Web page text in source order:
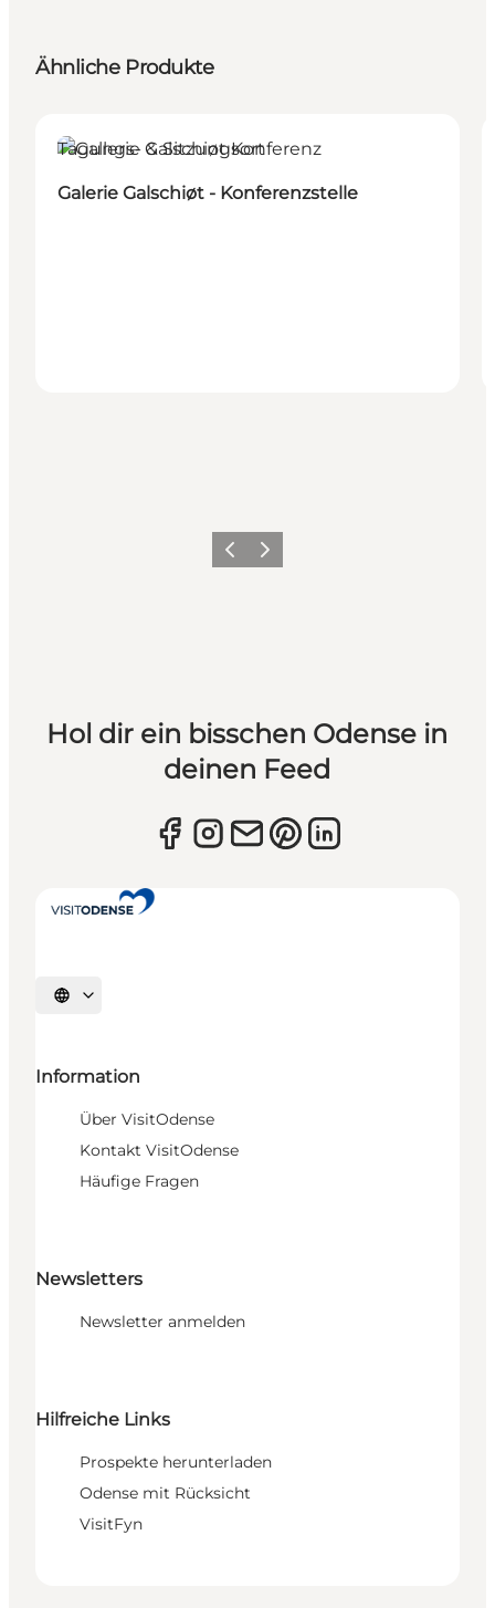
Ähnliche Produkte
Tagungs- & Sitzungsort
Galerie Galschiøt - Konferenzstelle
ZurückWeiter
Hol dir ein bisschen Odense in
deinen Feed
Sprache auswählen
Information
Über VisitOdense
Kontakt VisitOdense
Häufige Fragen
Newsletters
Newsletter anmelden
Hilfreiche Links
Prospekte herunterladen
Odense mit Rücksicht
VisitFyn